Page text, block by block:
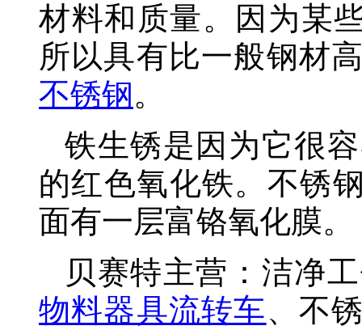
材料和质量。因为某
所以具有比一般钢材
不锈钢。
铁生锈是因为它很
的红色氧化铁。不锈
面有一层富铬氧化膜。
贝赛特主营：洁净
物料器具流转车、不